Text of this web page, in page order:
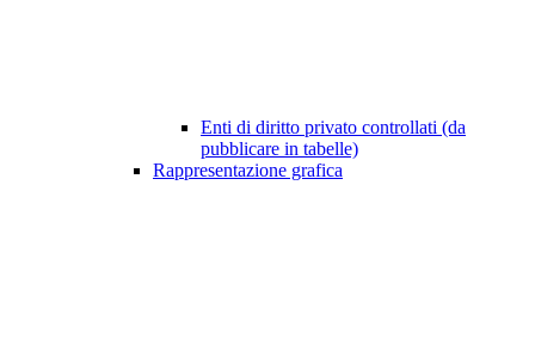
Enti di diritto privato controllati (da
pubblicare in tabelle)
Rappresentazione grafica